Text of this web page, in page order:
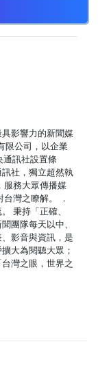
影響力的新聞媒
限公司，以企業
訊社設置條
社，獨立超然執
服務大眾傳播媒
灣之瞭解。 ．
秉持「正確、
團隊每天以中、
影音與資訊，是
大為閱聽大眾；
灣之眼，世界之